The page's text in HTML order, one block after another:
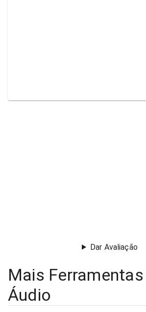
Dar Avaliação
Mais
Áudio